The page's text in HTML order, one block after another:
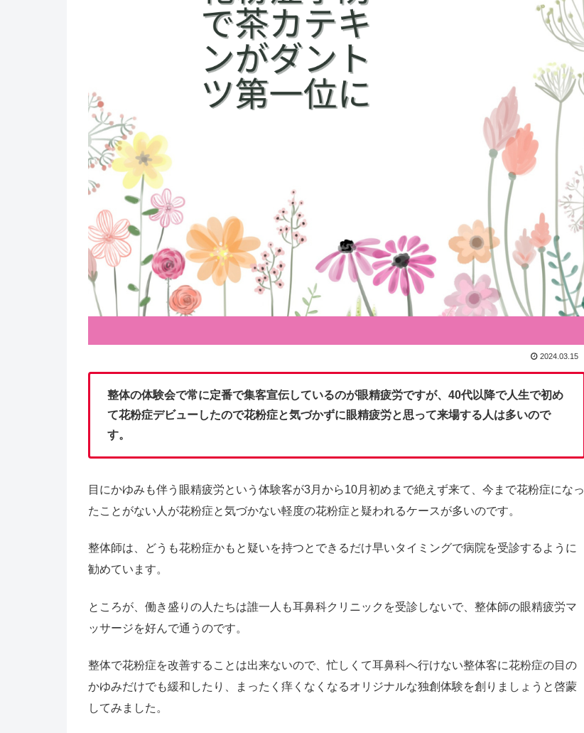
2024.03.15
整体の体験会で常に定番で集客宣伝しているのが眼精疲労ですが、40代以降で人生で初め
て花粉症デビューしたので花粉症と気づかずに眼精疲労と思って来場する人は多いので
す。
目にかゆみも伴う眼精疲労という体験客が3月から10月初めまで絶えず来て、今まで花粉症になっ
たことがない人が花粉症と気づかない軽度の花粉症と疑われるケースが多いのです。
整体師は、どうも花粉症かもと疑いを持つとできるだけ早いタイミングで病院を受診するように
勧めています。
ところが、働き盛りの人たちは誰一人も耳鼻科クリニックを受診しないで、整体師の眼精疲労マ
ッサージを好んで通うのです。
整体で花粉症を改善することは出来ないので、忙しくて耳鼻科へ行けない整体客に花粉症の目の
かゆみだけでも緩和したり、まったく痒くなくなるオリジナルな独創体験を創りましょうと啓蒙
してみました。